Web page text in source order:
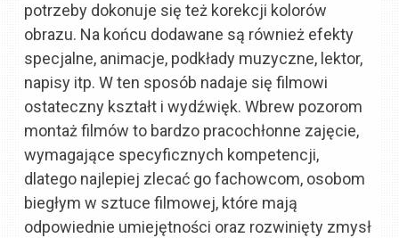
potrzeby dokonuje się też korekcji kolorów
obrazu. Na końcu dodawane są również efekty
specjalne, animacje, podkłady muzyczne, lektor,
napisy itp. W ten sposób nadaje się filmowi
ostateczny kształt i wydźwięk. Wbrew pozorom
montaż filmów to bardzo pracochłonne zajęcie,
wymagające specyficznych kompetencji,
dlatego najlepiej zlecać go fachowcom, osobom
biegłym w sztuce filmowej, które mają
odpowiednie umiejętności oraz rozwinięty zmysł